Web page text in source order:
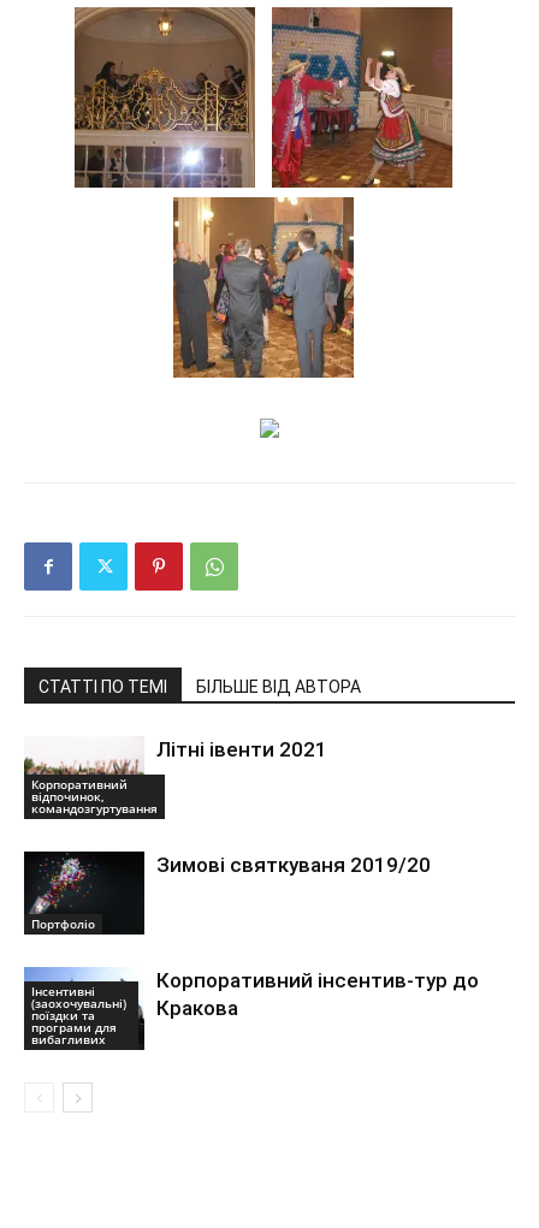
СТАТТІ ПО ТЕМІ БІЛЬШЕ ВІД АВТОРА
Корпоративний
відпочинок,
командозгуртування
Літні івенти 2021
Портфоліо
Зимові святкуваня 2019/20
Інсентивні
(заохочувальні)
поїздки та
програми для
вибагливих
Корпоративний інсентив-тур до
Кракова